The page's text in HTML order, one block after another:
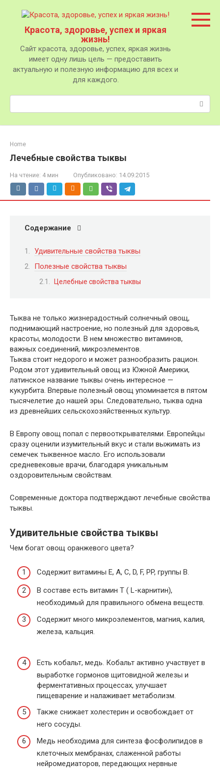
контентуКрасота, здоровье, успех и яркая
жизнь!
Сайт красота, здоровье, успех, яркая жизнь
имеет одну лишь цель — предоставить
актуальную и полезную информацию для всех и
для каждого.
Поиск:
Home
Лечебные свойства тыквы
На чтение: 4 мин Опубликовано: 14.09.2015
Содержание
Удивительные свойства тыквы
Полезные свойства тыквы
Целебные свойства тыквы
Тыква не только жизнерадостный солнечный овощ,
поднимающий настроение, но полезный для здоровья,
красоты, молодости. В нем множество витаминов,
важных соединений, микроэлементов.
Тыква стоит недорого и может разнообразить рацион.
Родом этот удивительный овощ из Южной Америки,
латинское название тыквы очень интересное —
кукурбита. Впервые полезный овощ упоминается в пятом
тысячелетие до нашей эры. Следовательно, тыква одна
из древнейших сельскохозяйственных культур.
В Европу овощ попал с первооткрывателями. Европейцы
сразу оценили изумительный вкус и стали выжимать из
семечек тыквенное масло. Его использовали
средневековые врачи, благодаря уникальным
оздоровительным свойствам.
Современные доктора подтверждают лечебные свойства
тыквы.
Удивительные свойства тыквы
Чем богат овощ оранжевого цвета?
Содержит витамины E, A, C, D, F, PP, группы В.
В составе есть витамин Т ( L-карнитин),
необходимый для правильного обмена веществ.
Содержит много микроэлементов, магния, калия,
железа, кальция.
Есть кобальт, медь. Кобальт активно участвует в
выработке гормонов щитовидной железы и
ферментативных процессах, улучшает
пищеварение и налаживает метаболизм.
Также снижает холестерин и освобождает от
него сосуды.
Медь необходима для синтеза фосфолипидов в
клеточных мембранах, слаженной работы
нейромедиаторов, передающих нервные